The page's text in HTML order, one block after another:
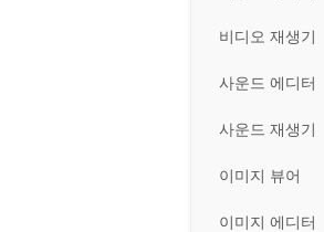
앱플레이어
온라인게임
전략/시뮬레이션
플래시 게임
비디오 재생기
사운드 에디터
사운드 재생기
이미지 뷰어
이미지 에디터